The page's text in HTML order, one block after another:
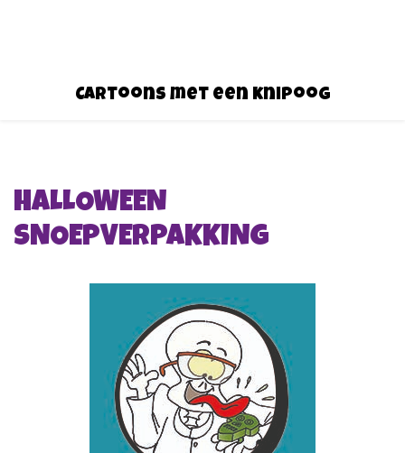
Cartoons met een knipoog
HALLOWEEN
SNOEPVERPAKKING